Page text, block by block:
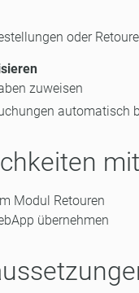
oder
zuweisen
automatisch
Modul Retouren
übernehmen